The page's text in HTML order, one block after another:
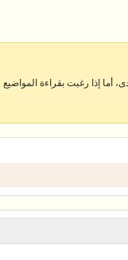
أما إذا رغبت بقراءة